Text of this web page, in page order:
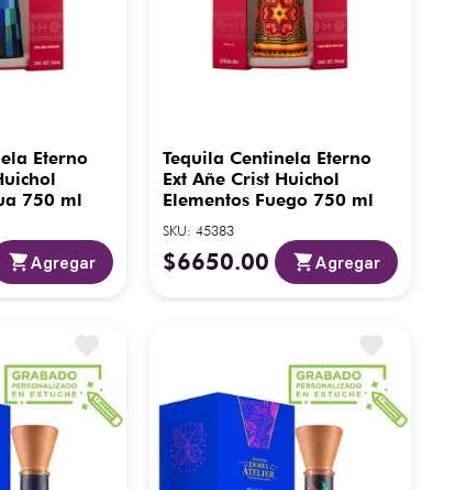
Eterno
750 ml
Agregar
Tequila Centinela Eterno
Ext Añe Crist Huichol
Elementos Fuego 750 ml
SKU:45383
$6650.00 Agregar